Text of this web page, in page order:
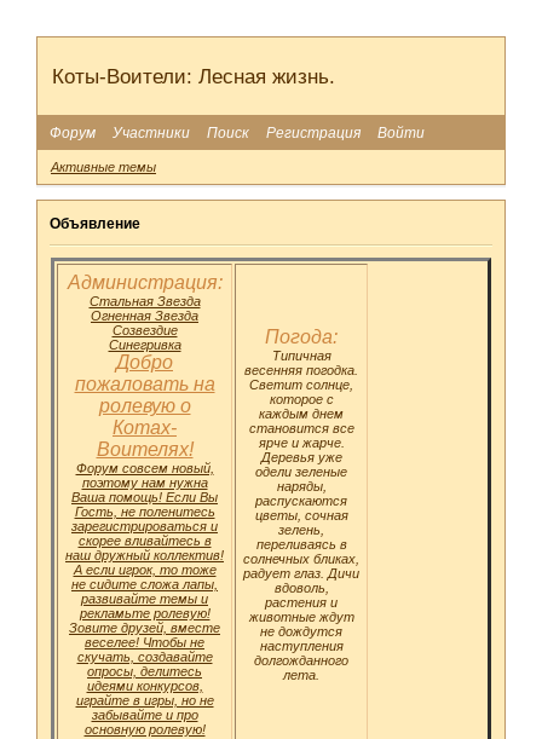
Коты-Воители: Лесная жизнь.
Форум Участники Поиск Регистрация Войти
Активные темы
Объявление
Администрация:
Стальная Звезда
Огненная Звезда
Созвездие
Синегривка
Добро
пожаловать на
ролевую о
Котах-
Воителях!
Форум совсем новый,
поэтому нам нужна
Ваша помощь! Если Вы
Гость, не поленитесь
зарегистрироваться и
скорее вливайтесь в
наш дружный коллектив!
А если игрок, то тоже
не сидите сложа лапы,
развивайте темы и
рекламьте ролевую!
Зовите друзей, вместе
веселее! Чтобы не
скучать, создавайте
опросы, делитесь
идеями конкурсов,
играйте в игры, но не
забывайте и про
основную ролевую!
Погода:
Типичная
весенняя погодка.
Светит солнце,
которое с
каждым днем
становится все
ярче и жарче.
Деревья уже
одели зеленые
наряды,
распускаются
цветы, сочная
зелень,
переливаясь в
солнечных бликах,
радует глаз. Дичи
вдоволь,
растения и
животные ждут
не дождутся
наступления
долгожданного
лета.